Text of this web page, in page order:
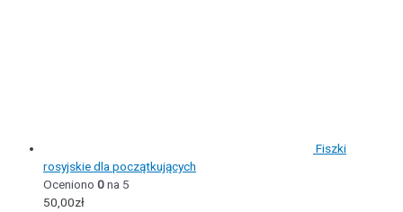
Fiszki
rosyjskie dla początkujących
Oceniono 0na 5
50,00zł